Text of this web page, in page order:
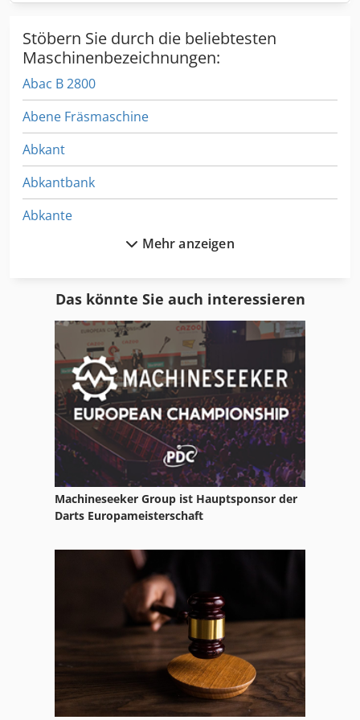
Tintenstrahldrucker DOMINO A320i Förderband: Breite des
Förderbands: 100 mm Dwsdpfxey A Hf Sj Ac Nja Länge des
Förderbands: 2000 mm Abmessungen: 2000x595 H 1240
mm
Stöbern Sie durch die beliebtesten
Maschinenbezeichnungen:
Abac B 2800
Abene Fräsmaschine
Abkant
Abkantbank
Abkante
Abus Elk
Abus Elv
Abus Gm 3
Abus Vs
Abus Zlk
Hebezeuge
Konfektion
Mehr anzeigen
Das könnte Sie auch interessieren
Machineseeker Group ist Hauptsponsor der
Darts Europameisterschaft